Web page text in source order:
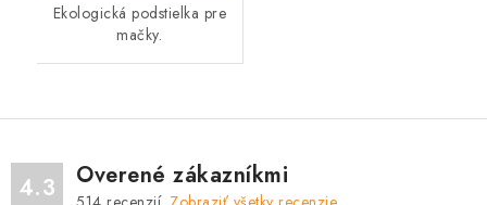
Ekologická podstielka pre
mačky.
4.3 Overené zákazníkmi